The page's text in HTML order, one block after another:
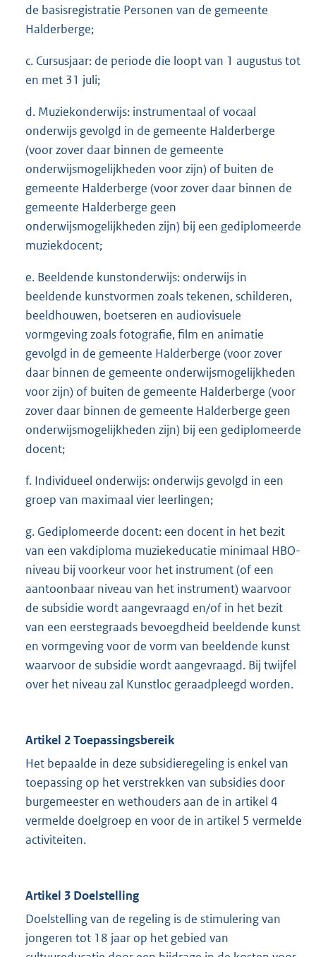
de basisregistratie Personen van de gemeente
Halderberge;
c. Cursusjaar: de periode die loopt van 1 augustus tot
en met 31 juli;
d. Muziekonderwijs: instrumentaal of vocaal
onderwijs gevolgd in de gemeente Halderberge
(voor zover daar binnen de gemeente
onderwijsmogelijkheden voor zijn) of buiten de
gemeente Halderberge (voor zover daar binnen de
gemeente Halderberge geen
onderwijsmogelijkheden zijn) bij een gediplomeerde
muziekdocent;
e. Beeldende kunstonderwijs: onderwijs in
beeldende kunstvormen zoals tekenen, schilderen,
beeldhouwen, boetseren en audiovisuele
vormgeving zoals fotografie, film en animatie
gevolgd in de gemeente Halderberge (voor zover
daar binnen de gemeente onderwijsmogelijkheden
voor zijn) of buiten de gemeente Halderberge (voor
zover daar binnen de gemeente Halderberge geen
onderwijsmogelijkheden zijn) bij een gediplomeerde
docent;
f. Individueel onderwijs: onderwijs gevolgd in een
groep van maximaal vier leerlingen;
g. Gediplomeerde docent: een docent in het bezit
van een vakdiploma muziekeducatie minimaal HBO-
niveau bij voorkeur voor het instrument (of een
aantoonbaar niveau van het instrument) waarvoor
de subsidie wordt aangevraagd en/of in het bezit
van een eerstegraads bevoegdheid beeldende kunst
en vormgeving voor de vorm van beeldende kunst
waarvoor de subsidie wordt aangevraagd. Bij twijfel
over het niveau zal Kunstloc geraadpleegd worden.
Artikel 2 Toepassingsbereik
Het bepaalde in deze subsidieregeling is enkel van
toepassing op het verstrekken van subsidies door
burgemeester en wethouders aan de in artikel 4
vermelde doelgroep en voor de in artikel 5 vermelde
activiteiten.
Artikel 3 Doelstelling
Doelstelling van de regeling is de stimulering van
jongeren tot 18 jaar op het gebied van